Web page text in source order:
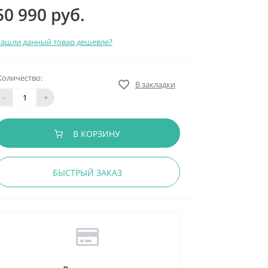
990 руб.
данный товар дешевле?
-
+
В закладки
В КОРЗИНУ
БЫСТРЫЙ ЗАКАЗ